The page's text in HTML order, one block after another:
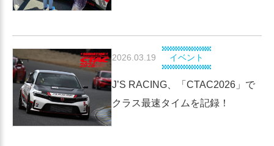
2026.03.19 イベント
J’S RACING、「CTAC2026」で
クラス最速タイムを記録！